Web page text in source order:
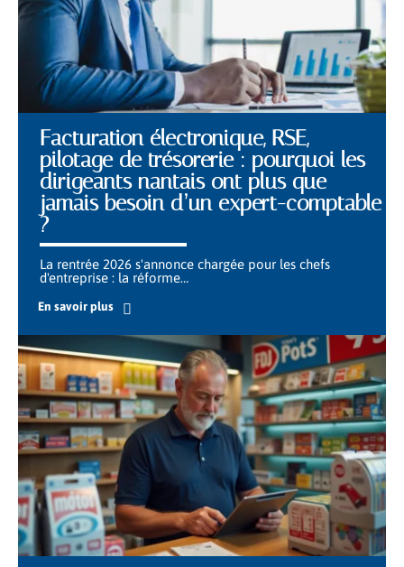
Facturation électronique, RSE,
pilotage de trésorerie : pourquoi les
dirigeants nantais ont plus que
jamais besoin d’un expert-comptable
?
La rentrée 2026 s'annonce chargée pour les chefs
d'entreprise : la réforme…
En savoir plus